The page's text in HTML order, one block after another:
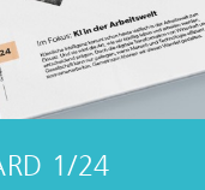
1/24